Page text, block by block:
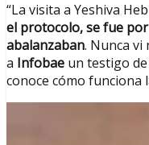
“La visita a Yeshiva
el protocolo, se fue
abalanzaban. Nunca vi
a Infobae un testigo
conoce cómo funciona